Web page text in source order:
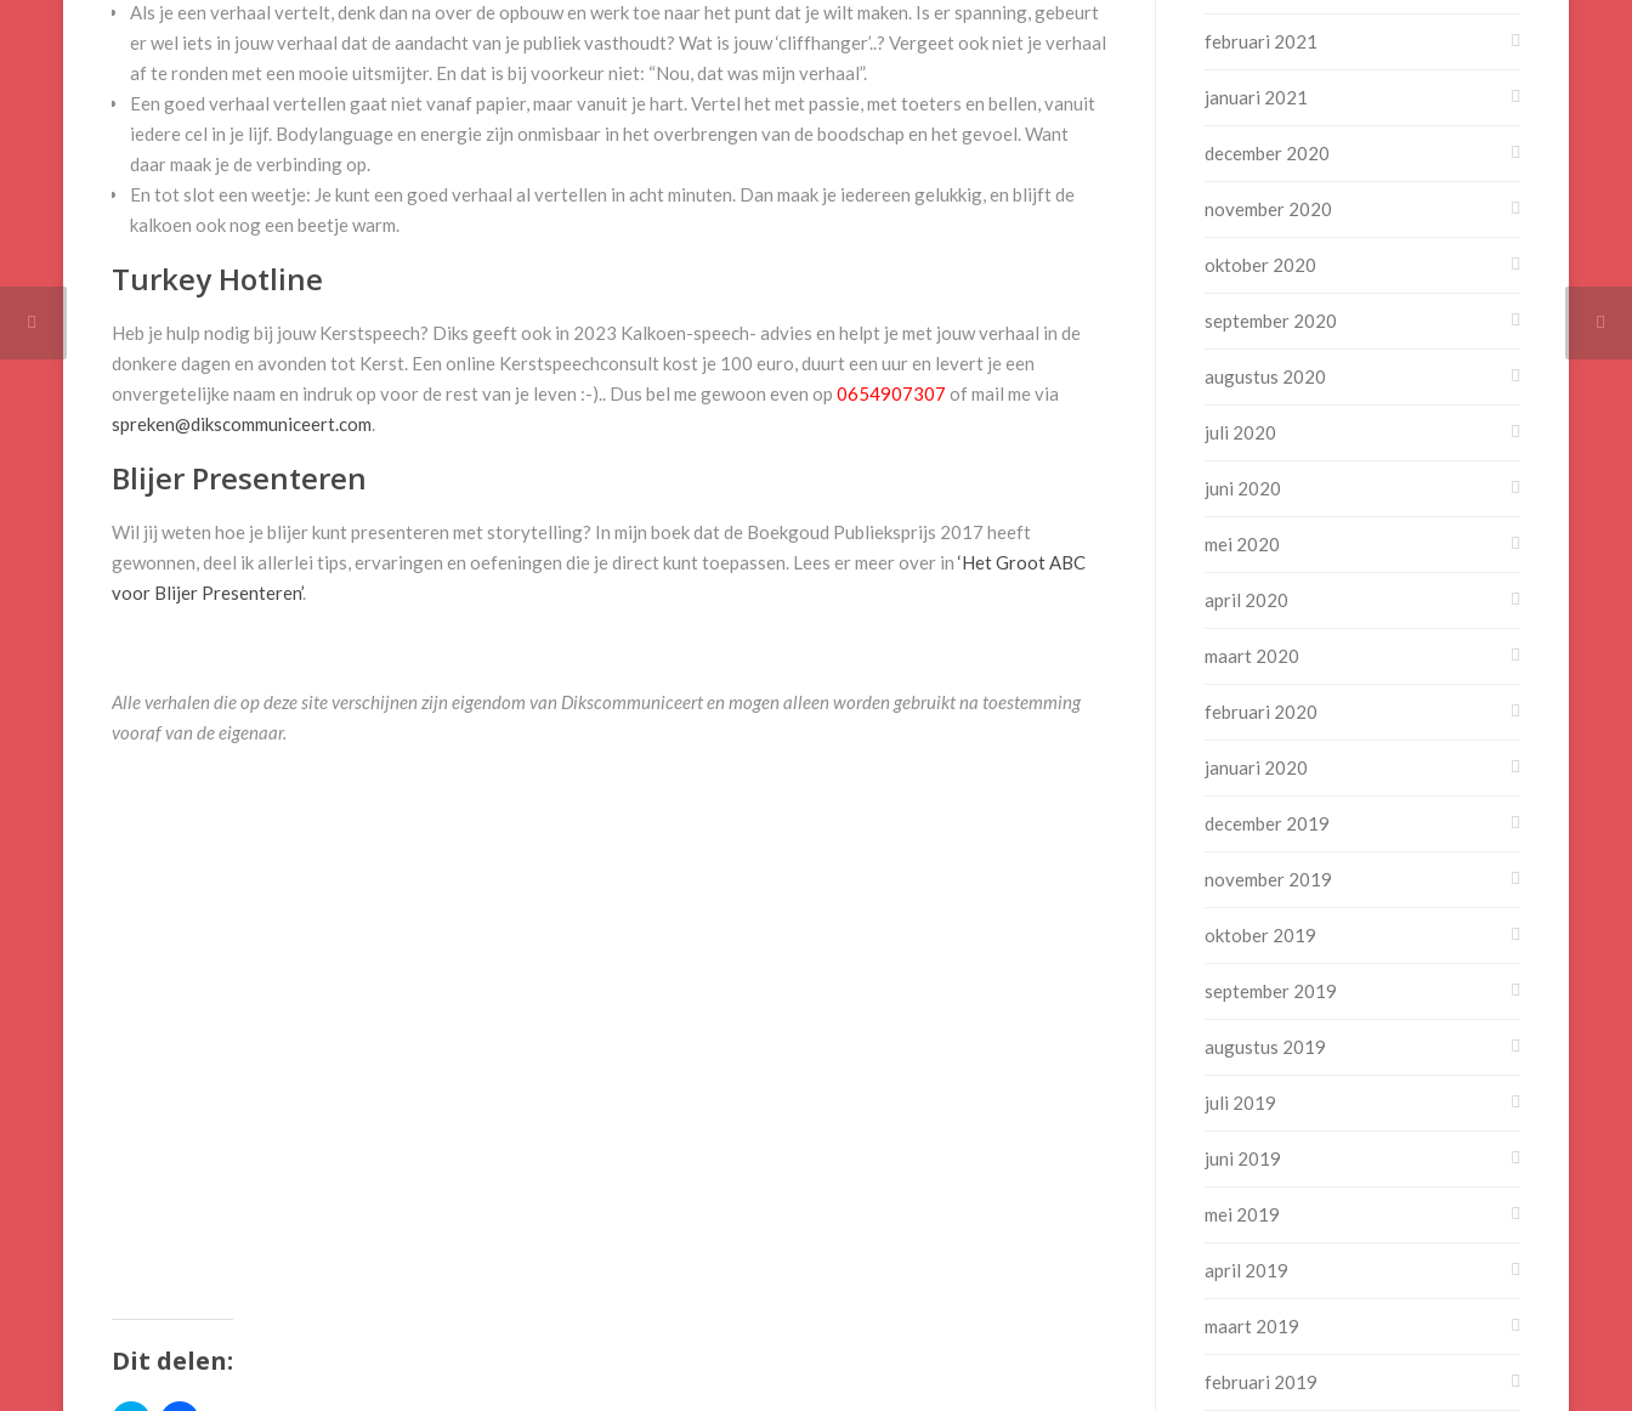
Als je een verhaal vertelt, denk dan na over de opbouw en werk toe naar het punt dat je wilt maken. Is er spanning, gebeurt
er wel iets in jouw verhaal dat de aandacht van je publiek vasthoudt? Wat is jouw ‘cliffhanger’..? Vergeet ook niet je verhaal
af te ronden met een mooie uitsmijter. En dat is bij voorkeur niet: “Nou, dat was mijn verhaal”.
Een goed verhaal vertellen gaat niet vanaf papier, maar vanuit je hart. Vertel het met passie, met toeters en bellen, vanuit
iedere cel in je lijf. Bodylanguage en energie zijn onmisbaar in het overbrengen van de boodschap en het gevoel. Want
daar maak je de verbinding op.
En tot slot een weetje: Je kunt een goed verhaal al vertellen in acht minuten. Dan maak je iedereen gelukkig, en blijft de
kalkoen ook nog een beetje warm.
Turkey Hotline
Heb je hulp nodig bij jouw Kerstspeech? Diks geeft ook in 2023 Kalkoen-speech- advies en helpt je met jouw verhaal in de
donkere dagen en avonden tot Kerst. Een online Kerstspeechconsult kost je 100 euro, duurt een uur en levert je een
onvergetelijke naam en indruk op voor de rest van je leven :-).. Dus bel me gewoon even op 0654907307 of mail me via
spreken@dikscommuniceert.com.
Blijer Presenteren
Wil jij weten hoe je blijer kunt presenteren met storytelling? In mijn boek dat de Boekgoud Publieksprijs 2017 heeft
gewonnen, deel ik allerlei tips, ervaringen en oefeningen die je direct kunt toepassen. Lees er meer over in ‘Het Groot ABC
voor Blijer Presenteren’.
Alle verhalen die op deze site verschijnen zijn eigendom van Dikscommuniceert en mogen alleen worden gebruikt na toestemming
vooraf van de eigenaar.
Dit delen:
februari 2021
januari 2021
december 2020
november 2020
oktober 2020
september 2020
augustus 2020
juli 2020
juni 2020
mei 2020
april 2020
maart 2020
februari 2020
januari 2020
december 2019
november 2019
oktober 2019
september 2019
augustus 2019
juli 2019
juni 2019
mei 2019
april 2019
maart 2019
februari 2019